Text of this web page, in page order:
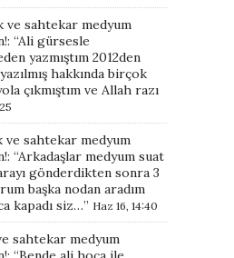
ve sahtekar medyum
: “Ali gürsesle
yazmıştım 2012den
hakkında birçok
çıkmıştım ve Allah razı
ve sahtekar medyum
: “Arkadaşlar medyum suat
gönderdikten sonra 3
başka nodan aradım
kapadı siz…” Haz 16, 14:40
sahtekar medyum